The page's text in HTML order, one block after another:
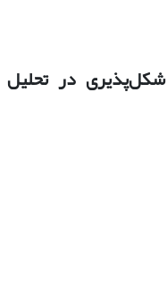
شکل‌پذیری در تحلیل